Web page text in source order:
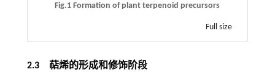
Fig.1 Formation of plant terpenoid precursors
Full size
2.3萜烯的形成和修饰阶段